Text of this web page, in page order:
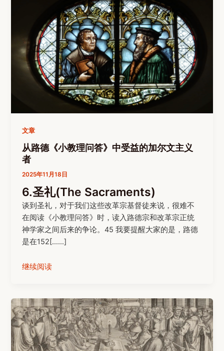
文章
从路德《小教理问答》中受益的加尔文主义
者
2025年11月18日
6.圣礼(The Sacraments)
谈到圣礼，对于我们这些改革宗基督徒来说，很难不
在阅读《小教理问答》时，读入路德宗和改革宗正统
神学家之间后来的争论。45 我要提醒大家的是，路德
是在152[……]
继续阅读